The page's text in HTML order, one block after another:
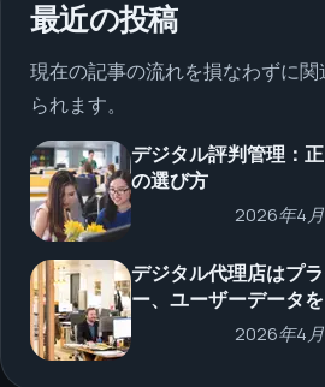
最近の投稿
現在の記事の流れを損なわずに
られます。
デジタル評判管理：
の選び方
2026年4
デジタル代理店はプ
ー、ユーザーデータ
2026年4